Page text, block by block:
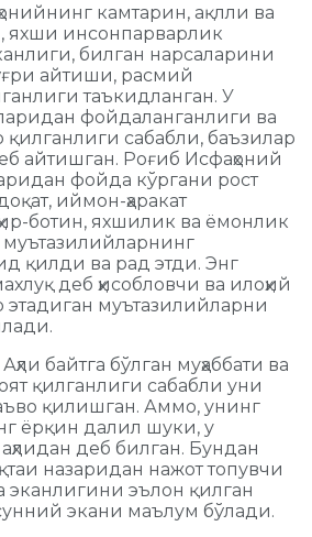
камтарин, ақлли ва
яхши инсонпарварлик
билган нарсаларини
айтиши, расмий
таъкидланган. У
фойдаланганлиги ва
қилганлиги сабабли, баъзилар
айтишган. Роғиб Исфаҳоний
фойда кўргани рост
иймон-ҳаракат
ботин, яхшилик ва ёмонлик
қилди ва рад этди. Энг
деб ҳисобловчи ва илоҳий
муътазилийларни
байтга бўлган муҳаббати ва
қилганлиги сабабли уни
қилишган. Аммо, унинг
ёрқин далил шуки, у
деб билган. Бундан
назаридан нажот топувчи
эканлигини эълон қилган
экани маълум бўлади.